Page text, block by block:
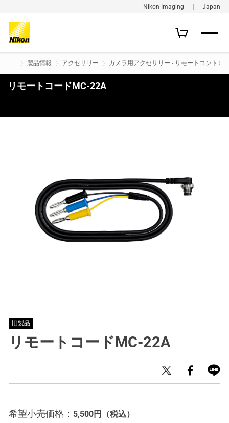
Nikon Imaging ｜ Japan
製品情報 アクセサリー カメラ用アクセサリー - リモートコントロ
リモートコードMC-22A
旧製品
リモートコードMC-22A
希望小売価格： 5,500円 （税込）